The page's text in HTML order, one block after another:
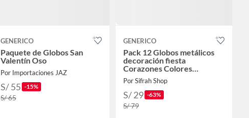
GENERICO
Paquete de Globos San
Valentín Oso
Por Importaciones JAZ
S/ 55 -15%
S/ 65
GENERICO
Pack 12 Globos metálicos
decoración fiesta
Corazones Colores
Variados #10
Por Sifrah Shop
S/ 29 -63%
S/ 79